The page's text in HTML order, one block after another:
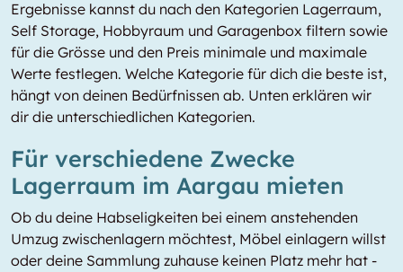
Ergebnisse kannst du nach den Kategorien Lagerraum,
Self Storage, Hobbyraum und Garagenbox filtern sowie
für die Grösse und den Preis minimale und maximale
Werte festlegen. Welche Kategorie für dich die beste ist,
hängt von deinen Bedürfnissen ab. Unten erklären wir
dir die unterschiedlichen Kategorien.
Für verschiedene Zwecke
Lagerraum im Aargau mieten
Ob du deine Habseligkeiten bei einem anstehenden
Umzug zwischenlagern möchtest, Möbel einlagern willst
oder deine Sammlung zuhause keinen Platz mehr hat -